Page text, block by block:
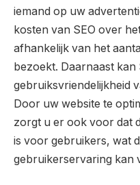
iemand op uw
kosten van SEO over
afhankelijk van het
bezoekt. Daarnaast kan
gebruiksvriendelijkheid
Door uw website te
zorgt u er ook voor dat
is voor gebruikers, wat
gebruikerservaring kan